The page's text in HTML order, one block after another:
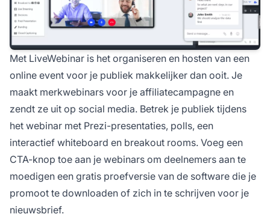
Met LiveWebinar is het organiseren en hosten van een
online event voor je publiek makkelijker dan ooit. Je
maakt merkwebinars voor je affiliatecampagne en
zendt ze uit op social media. Betrek je publiek tijdens
het webinar met Prezi-presentaties, polls, een
interactief whiteboard en breakout rooms. Voeg een
CTA-knop toe aan je webinars om deelnemers aan te
moedigen een gratis proefversie van de software die je
promoot te downloaden of zich in te schrijven voor je
nieuwsbrief.